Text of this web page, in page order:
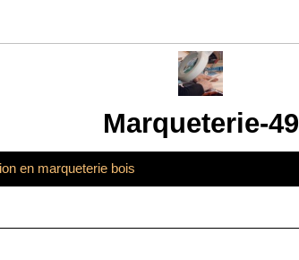
Marqueterie-49
en marqueterie bois